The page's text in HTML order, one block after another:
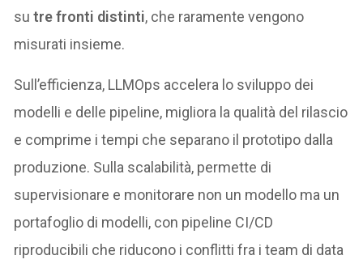
sutre fronti distinti, che raramente vengono
misurati insieme.
Sull’efficienza, LLMOps accelera lo sviluppo dei
modelli e delle pipeline, migliora la qualità del rilascio
e comprime i tempi che separano il prototipo dalla
produzione. Sulla scalabilità, permette di
supervisionare e monitorare non un modello ma un
portafoglio di modelli, con pipeline CI/CD
riproducibili che riducono i conflitti fra i team di data